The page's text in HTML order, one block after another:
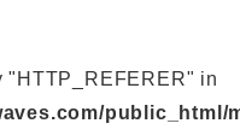
"HTTP_REFERER" in
public_html/